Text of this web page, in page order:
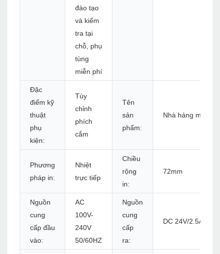
đào tạo
và kiểm
tra tại
chỗ, phụ
tùng
miễn phí
Đặc
điểm kỹ
thuật
phụ
kiện:
Tùy
chỉnh
phích
cắm
Tên
sản
phẩm:
Nhà hàng máy in
Phương
pháp in:
Nhiệt
trực tiếp
Chiều
rộng
in:
72mm
Nguồn
cung
cấp đầu
vào:
AC
100V-
240V
50/60HZ
Nguồn
cung
cấp
ra:
DC 24V/2.5A